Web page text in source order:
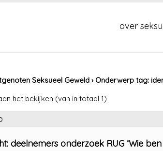
over
Seksueel Geweld › Onderwerp tag:
het bekijken (van in totaal 1)
deelnemers onderzoek RUG ‘Wie